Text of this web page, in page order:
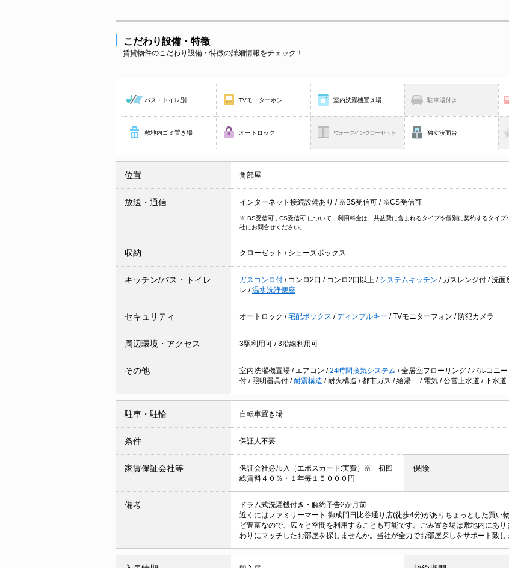
こだわり設備・特徴
賃貸物件のこだわり設備・特徴の詳細情報をチェック！
バス・トイレ別 TVモニターホン 室内洗濯機置き場 駐車場付き
敷地内ゴミ置き場 オートロック ウォークインクローゼット 独立洗面台
位置 角部屋
放送・通信 インターネット接続設備あり / ※BS受信可 / ※CS受信可
※ BS受信可 , CS受信可 について…利用料金は、共益費に含まれるタイプや個別に契約するタイプ
社にお問合せください。
収納 クローゼット / シューズボックス
キッチン/バス・トイレ ガスコンロ付 / コンロ2口 / コンロ2口以上 / システムキッチン / ガスレンジ付 /洗面
レ /温水洗浄便座
セキュリティ オートロック /宅配ボックス /ディンプルキー /TVモニターフォン / 防犯カメラ
周辺環境・アクセス 3駅利用可 /3沿線利用可
その他 室内洗濯機置場 / エアコン /24時間換気システム /全居室フローリング /バルコニー
付 / 照明器具付 /耐震構造 /耐火構造 /都市ガス /給湯 / 電気 /公営上水道 /下水道
駐車・駐輪 自転車置き場
条件 保証人不要
家賃保証会社等
保証会社必加入（エポスカード:実費）※ 初回
総賃料４０％・１年毎１５０００円
保険
備考
ドラム式洗濯機付き・解約予告2か月前
近くにはファミリーマート 御成門日比谷通り店(徒歩4分)がありちょっとした買い
ど豊富なので、広々と空間を利用することも可能です。ごみ置き場は敷地内にあ
わりにマッチしたお部屋を探しませんか。当社が全力でお部屋探しをサポート致し